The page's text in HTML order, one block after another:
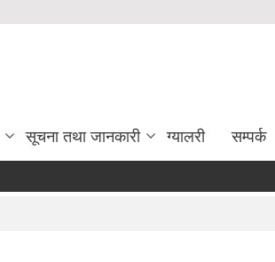
सूचना तथा जानकारी ग्यालरी सम्पर्क